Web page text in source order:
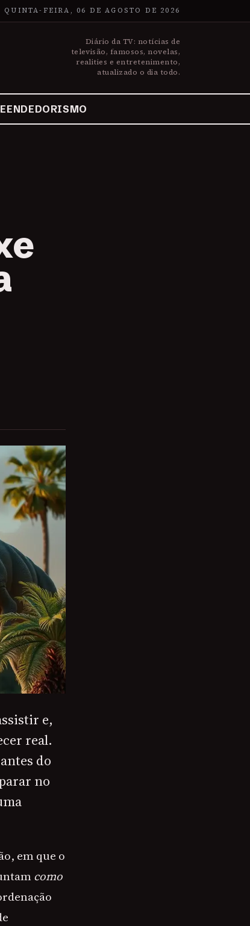
QUINTA-FEIRA, 06 DE AGOSTO DE 2026
Diário da TV: notícias de
televisão, famosos, novelas,
realities e entretenimento,
atualizado o dia todo.
e,
real.
do
no
em que o
como